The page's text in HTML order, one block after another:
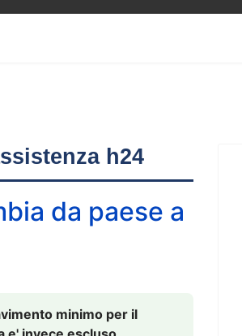
h24
da paese a
minimo per il